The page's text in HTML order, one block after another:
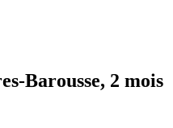
Barousse, 2 mois